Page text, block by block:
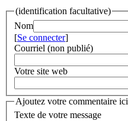
(identification facultative)
Nom
[Se connecter]
Courriel (non publié)
Votre site web
Ajoutez votre commentaire ici
Texte de votre message